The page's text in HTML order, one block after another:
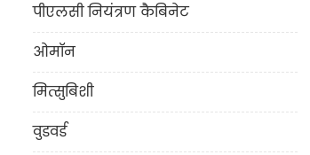
पीएलसी नियंत्रण कैबिनेट
ओमॉन
मित्सुबिशी
वुडवर्ड